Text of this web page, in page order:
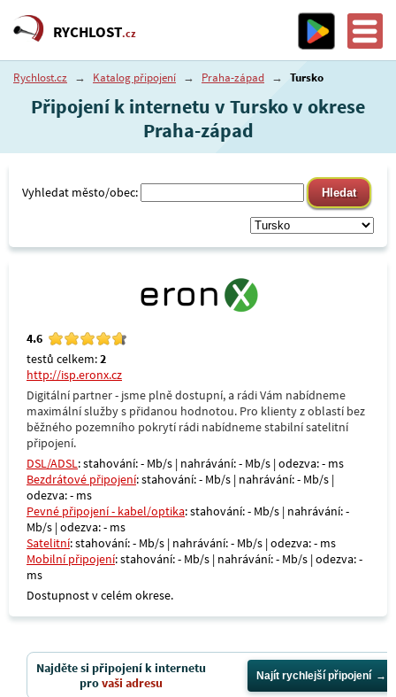
RYCHLOST.cz
Rychlost.cz → Katalog připojení → Praha-západ → Tursko
Připojení k internetu v Tursko v okrese
Praha-západ
Vyhledat město/obec:
4.6
testů celkem:2
http://isp.eronx.cz
Digitální partner - jsme plně dostupní, a rádi Vám nabídneme
maximální služby s přidanou hodnotou. Pro klienty z oblastí bez
běžného pozemního pokrytí rádi nabídneme stabilní satelitní
připojení.
DSL/ADSL: stahování: - Mb/s | nahrávání: - Mb/s | odezva: - ms
Bezdrátové připojení: stahování: - Mb/s | nahrávání: - Mb/s |
odezva: - ms
Pevné připojení - kabel/optika: stahování: - Mb/s | nahrávání: -
Mb/s | odezva: - ms
Satelitní: stahování: - Mb/s | nahrávání: - Mb/s | odezva: - ms
Mobilní připojení: stahování: - Mb/s | nahrávání: - Mb/s | odezva: -
ms
Dostupnost v celém okrese.
Najděte si připojení k internetu
provaši adresu Najít rychlejší připojení